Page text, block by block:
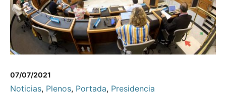
07/07/2021
Noticias, Plenos, Portada, Presidencia